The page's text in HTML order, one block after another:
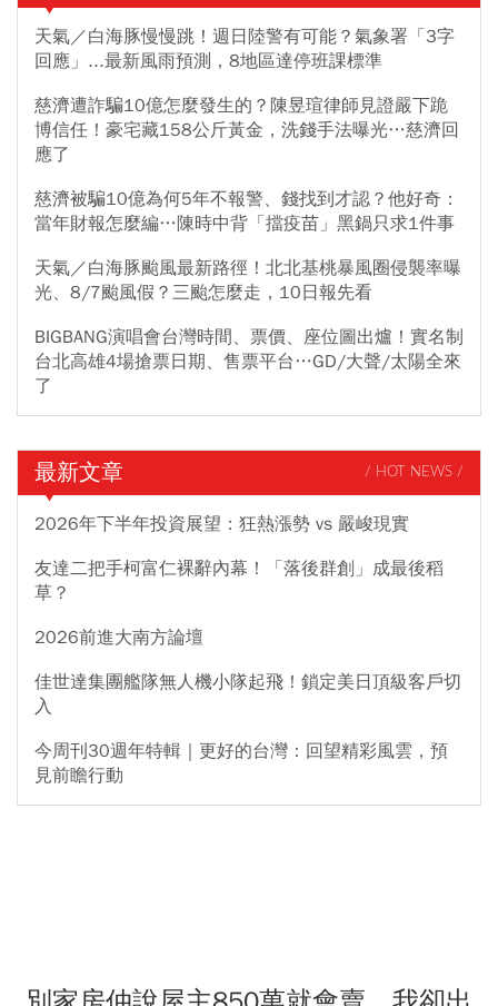
天氣／白海豚慢慢跳！週日陸警有可能？氣象署「3字
回應」...最新風雨預測，8地區達停班課標準
慈濟遭詐騙10億怎麼發生的？陳昱瑄律師見證嚴下跪
博信任！豪宅藏158公斤黃金，洗錢手法曝光…慈濟回
應了
慈濟被騙10億為何5年不報警、錢找到才認？他好奇：
當年財報怎麼編…陳時中背「擋疫苗」黑鍋只求1件事
天氣／白海豚颱風最新路徑！北北基桃暴風圈侵襲率曝
光、8/7颱風假？三颱怎麼走，10日報先看
BIGBANG演唱會台灣時間、票價、座位圖出爐！實名制
台北高雄4場搶票日期、售票平台…GD/大聲/太陽全來
了
最新文章 / HOT NEWS /
2026年下半年投資展望：狂熱漲勢 vs 嚴峻現實
友達二把手柯富仁裸辭內幕！「落後群創」成最後稻
草？
2026前進大南方論壇
佳世達集團艦隊無人機小隊起飛！鎖定美日頂級客戶切
入
今周刊30週年特輯｜更好的台灣：回望精彩風雲，預
見前瞻行動